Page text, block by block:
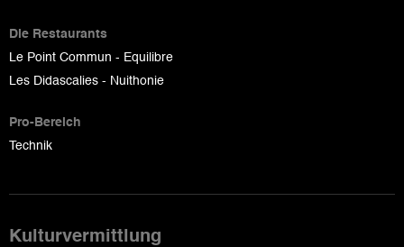
Die Restaurants
Le Point Commun - Equilibre
Les Didascalies - Nuithonie
Pro-Bereich
Technik
Kulturvermittlung